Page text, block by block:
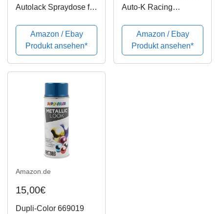
Autolack Spraydose für
Navy/Marine Blau
Basislack Sprühdose
400ml
Amazon / Ebay
Produkt ansehen*
Auto-K Racing
400mlAmazon / Ebay
Produkt ansehen*
Amazon.de
15,00€
Dupli-Color 669019